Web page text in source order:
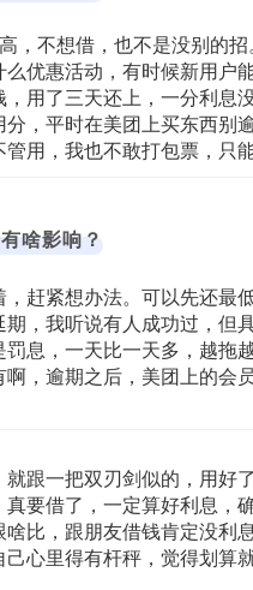
，不想借，也不是没别的招
优惠活动，有时候新用户
用了三天还上，一分利息没
，平时在美团上买东西别
用，我也不敢打包票，只
啥影响？
赶紧想办法。可以先还最
，我听说有人成功过，但
息，一天比一天多，越拖
，逾期之后，美团上的会
跟一把双刃剑似的，用好
要借了，一定算好利息，
比，跟朋友借钱肯定没利
心里得有杆秤，觉得划算